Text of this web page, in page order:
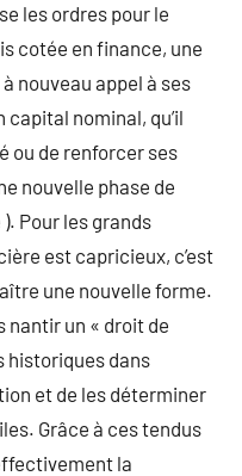
les ordres pour le
cotée en finance, une
nouveau appel à ses
nominal, qu’il
ou de renforcer ses
nouvelle phase de
Pour les grands
est capricieux, c’est
une nouvelle forme.
nantir un « droit de
historiques dans
et de les déterminer
Grâce à ces tendus
la